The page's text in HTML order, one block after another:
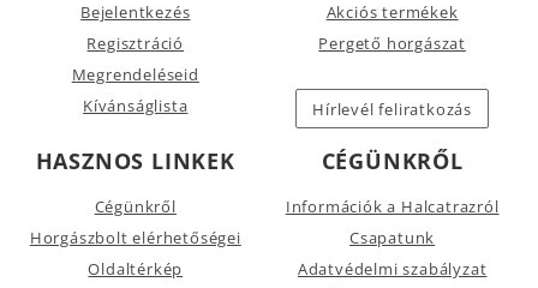
Bejelentkezés
Regisztráció
Megrendeléseid
Kívánságlista
Akciós termékek
Pergető horgászat
Hírlevél feliratkozás
HASZNOS LINKEK
Cégünkről
Horgászbolt elérhetőségei
Oldaltérkép
CÉGÜNKRŐL
Információk a Halcatrazról
Csapatunk
Adatvédelmi szabályzat